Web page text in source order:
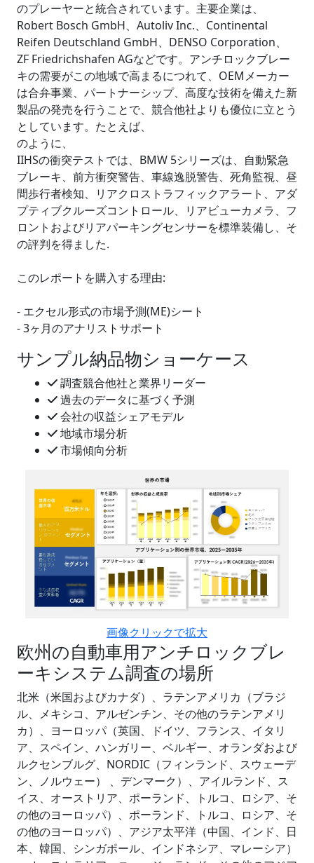
のプレーヤーと統合されています。主要企業は、
Robert Bosch GmbH、Autoliv Inc.、Continental
Reifen Deutschland GmbH、DENSO Corporation、
ZF Friedrichshafen AGなどです。アンチロックブレー
キの需要がこの地域で高まるにつれて、OEMメーカー
は合弁事業、パートナーシップ、高度な技術を備えた新
製品の発売を行うことで、競合他社よりも優位に立とう
としています。たとえば、
のように、
IIHSの衝突テストでは、BMW 5シリーズは、自動緊急
ブレーキ、前方衝突警告、車線逸脱警告、死角監視、昼
間歩行者検知、リアクロストラフィックアラート、アダ
プティブクルーズコントロール、リアビューカメラ、フ
ロントおよびリアパーキングセンサーを標準装備し、そ
の評判を得ました.
このレポートを購入する理由:
- エクセル形式の市場予測(ME)シート
- 3ヶ月のアナリストサポート
サンプル納品物ショーケース
調査競合他社と業界リーダー
過去のデータに基づく予測
会社の収益シェアモデル
地域市場分析
市場傾向分析
画像クリックで拡大
欧州の自動車用アンチロックブレ
ーキシステム調査の場所
北米（米国およびカナダ）、ラテンアメリカ（ブラジ
ル、メキシコ、アルゼンチン、その他のラテンアメリ
カ）、ヨーロッパ（英国、ドイツ、フランス、イタリ
ア、スペイン、ハンガリー、ベルギー、オランダおよび
ルクセンブルグ、NORDIC（フィンランド、スウェーデ
ン、ノルウェー） 、デンマーク）、アイルランド、ス
イス、オーストリア、ポーランド、トルコ、ロシア、そ
の他のヨーロッパ）、ポーランド、トルコ、ロシア、そ
の他のヨーロッパ）、アジア太平洋（中国、インド、日
本、韓国、シンガポール、インドネシア、マレーシア）